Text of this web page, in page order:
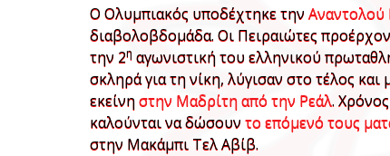
Ο Ολυμπιακός υποδέχτηκε την Αναντολού
διαβολοβδομάδα. Οι Πειραιώτες
την 2η αγωνιστική του ελληνικού
σκληρά για τη νίκη, λύγισαν στο τέλος
εκείνηστην Μαδρίτη από την Ρεάλ.
καλούνται να δώσουν το επόμενό τους
στην Μακάμπι Τελ Αβίβ.